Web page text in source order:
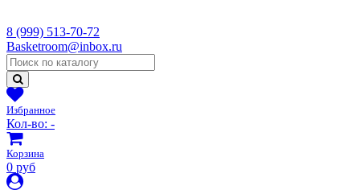
8 (999) 513-70-72
Basketroom@inbox.ru
Избранное
Кол-во: -
Корзина
0 руб